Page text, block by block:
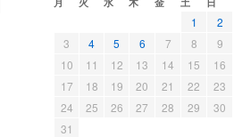
1
2
3
4 5 6 7 8
9
10
11 12 13 14 15
16
17
18 19 20 21 22
23
24
25 26 27 28 29
30
31